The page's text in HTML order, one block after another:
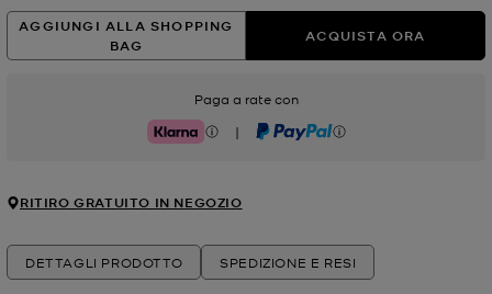
AGGIUNGI ALLA SHOPPING
BAG
ACQUISTA ORA
Paga a rate con
Klarna | PayPal
RITIRO GRATUITO IN NEGOZIO
DETTAGLI PRODOTTO SPEDIZIONE E RESI